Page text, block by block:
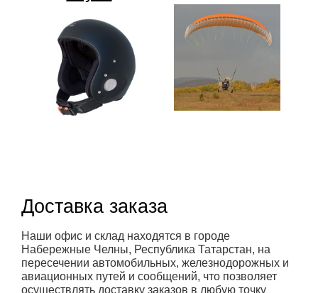
Доставка заказа
Наши офис и склад находятся в городе
Набережные Челны, Республика Татарстан, на
пересечении автомобильных, железнодорожных и
авиационных путей и сообщений, что позволяет
осуществлять доставку заказов в любую точку